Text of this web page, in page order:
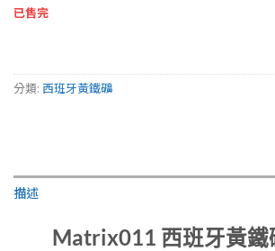
已售完
分類: 西班牙黃鐵礦
描述
Matrix011 西班牙黃鐵